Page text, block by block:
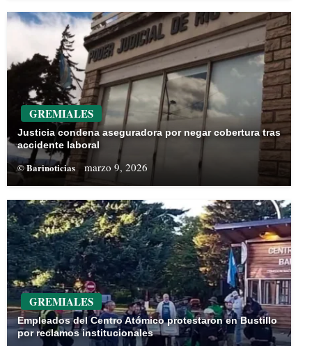
GREMIALES
Justicia condena aseguradora por negar cobertura tras
accidente laboral
© Barinoticias marzo 9, 2026
GREMIALES
Empleados del Centro Atómico protestaron en Bustillo
por reclamos institucionales